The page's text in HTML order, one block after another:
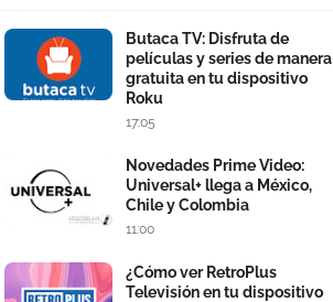
Butaca TV: Disfruta de
películas y series de manera
gratuita en tu dispositivo
Roku
17:05
Novedades Prime Video:
Universal+ llega a México,
Chile y Colombia
11:00
¿Cómo ver RetroPlus
Televisión en tu dispositivo